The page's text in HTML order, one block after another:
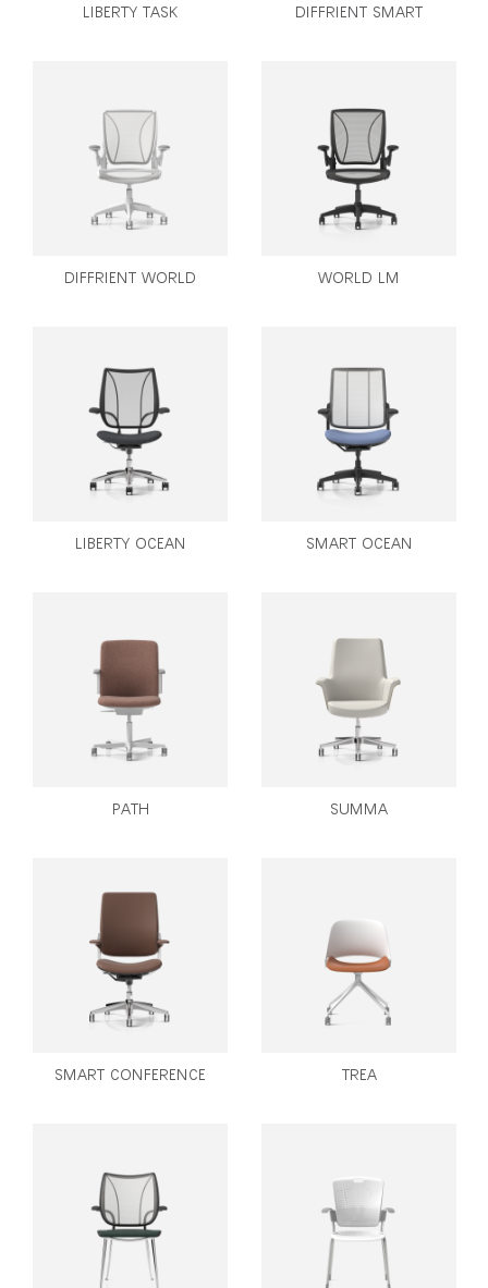
비밀번호를 잊으셨나요
ENTER
LIBERTY TASK DIFFRIENT SMART
DIFFRIENT WORLD WORLD LM
LIBERTY OCEAN SMART OCEAN
PATH SUMMA
SMART CONFERENCE TREA